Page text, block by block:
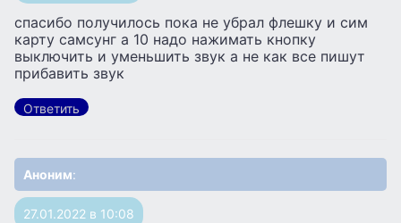
спасибо получилось пока не убрал флешку и сим
карту самсунг а 10 надо нажимать кнопку
выключить и уменьшить звук а не как все пишут
прибавить звук
Ответить
Аноним:
27.01.2022 в 10:08